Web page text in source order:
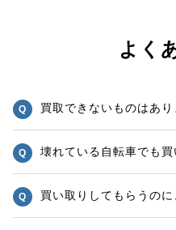
よく
買取できないものはあり
壊れている自転車でも
買い取りしてもらうの